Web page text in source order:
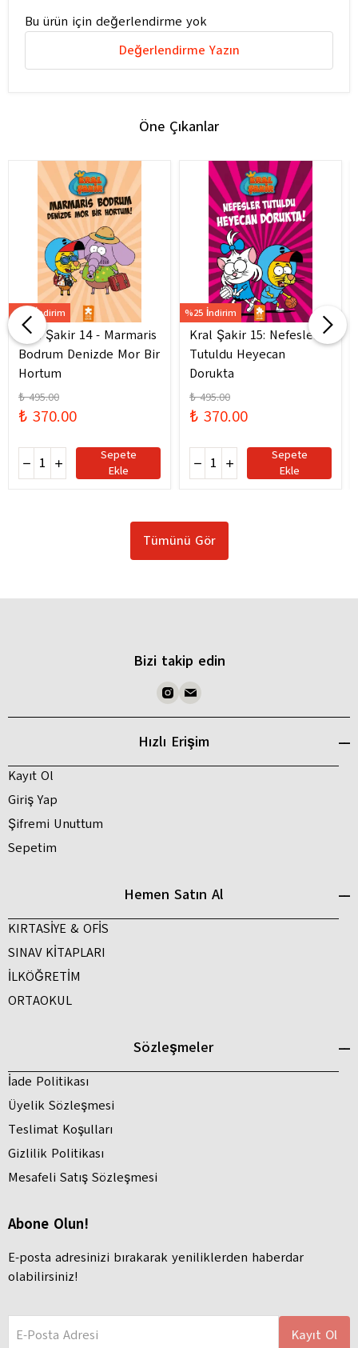
Bu ürün için değerlendirme yok
Değerlendirme Yazın
Öne Çıkanlar
%25 İndirim
Kral Şakir 14 - Marmaris
Bodrum Denizde Mor Bir
Hortum
₺ 495.00
₺ 370.00
Sepete
Ekle
%25 İndirim
Kral Şakir 15: Nefesler
Tutuldu Heyecan
Dorukta
₺ 495.00
₺ 370.00
Sepete
Ekle
Tümünü Gör
Bizi takip edin
Hızlı Erişim
Kayıt Ol
Giriş Yap
Şifremi Unuttum
Sepetim
Hemen Satın Al
KIRTASİYE & OFİS
SINAV KİTAPLARI
İLKÖĞRETİM
ORTAOKUL
Sözleşmeler
İade Politikası
Üyelik Sözleşmesi
Teslimat Koşulları
Gizlilik Politikası
Mesafeli Satış Sözleşmesi
Abone Olun!
E-posta adresinizi bırakarak yeniliklerden haberdar
olabilirsiniz!
E-Posta Adresi Kayıt Ol